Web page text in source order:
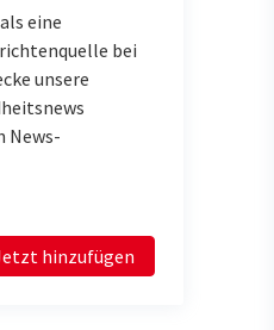
eine
bei
unsere
News-
hinzufügen